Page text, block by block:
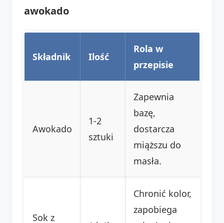
awokado
Składnik Ilość
Rola w
przepisie
Awokado
1-2
sztuki
Zapewnia
bazę,
dostarcza
miąższu do
masła.
Sok z
Chronić kolor,
zapobiega